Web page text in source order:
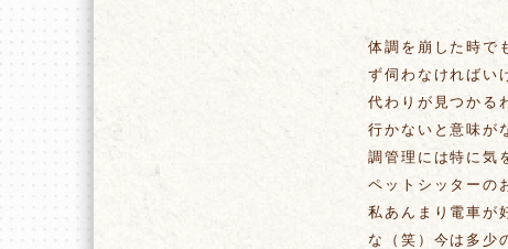
体調を崩した時で
ず伺わなければい
代わりが見つかる
行かないと意味が
調管理には特に気
ペットシッターの
私あんまり電車が
な（笑）今は多少